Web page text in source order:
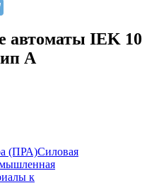
автоматы IEK 10
A
(ПРА)Силовая
к